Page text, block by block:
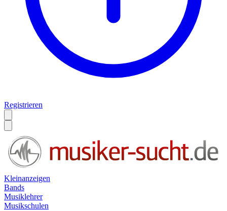
Registrieren
Kleinanzeigen
Bands
Musiklehrer
Musikschulen